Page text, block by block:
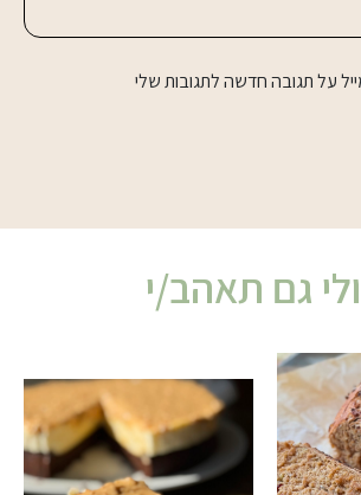
על תגובה חדשה לתגובות שלי
גם תאהב/י